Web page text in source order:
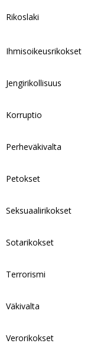
Rikoslaki
Ihmisoikeusrikokset
Jengirikollisuus
Korruptio
Perheväkivalta
Petokset
Seksuaalirikokset
Sotarikokset
Terrorismi
Väkivalta
Verorikokset